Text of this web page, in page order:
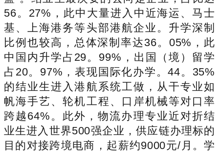
56。27%，此中大量进入中近海运、马士
基、上海港务等头部港航企业。升学深制
比例也较高，总体深制率达36。05%，此
中国内升学占29。99%，出国（境）留学
占20。97%，表现国际化办学。44。35%
的结业生进入港航系统工做，从干专业如
帆海手艺、轮机工程、口岸机械等对口率
跨越64%。此外，物流办理专业近对折结
业生进入世界500强企业，供应链办理标的
目的对接跨境电商，起薪约9000元/月。学